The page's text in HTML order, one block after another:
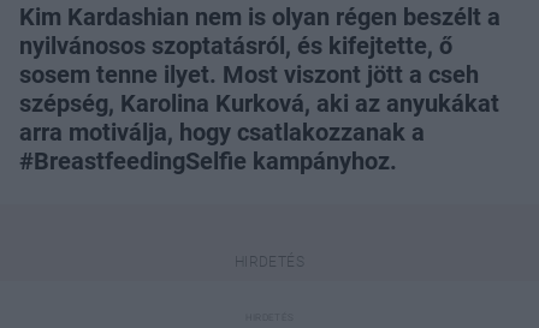
Kim Kardashian nem is olyan régen beszélt a
nyilvánosos szoptatásról, és kifejtette, ő
sosem tenne ilyet. Most viszont jött a cseh
szépség, Karolina Kurková, aki az anyukákat
arra motiválja, hogy csatlakozzanak a
#BreastfeedingSelfie kampányhoz.